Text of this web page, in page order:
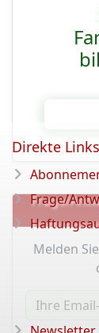
Melden
Direkte
Frage/